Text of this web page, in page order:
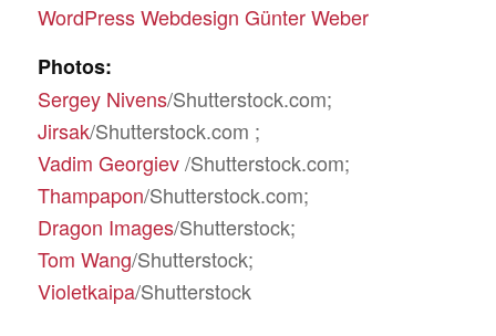
WordPress Webdesign Günter Weber
Photos:
Sergey Nivens/Shutterstock.com;
Jirsak/Shutterstock.com ;
Vadim Georgiev/Shutterstock.com;
Thampapon/Shutterstock.com;
Dragon Images/Shutterstock;
Tom Wang/Shutterstock;
Violetkaipa/Shutterstock